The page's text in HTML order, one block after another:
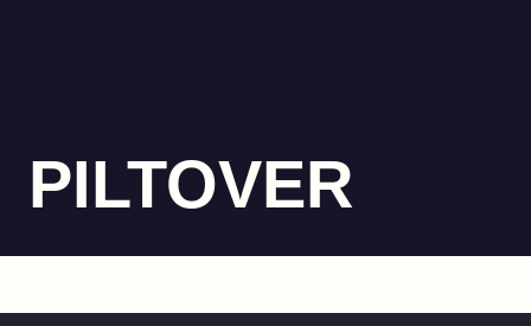
PILTOVER